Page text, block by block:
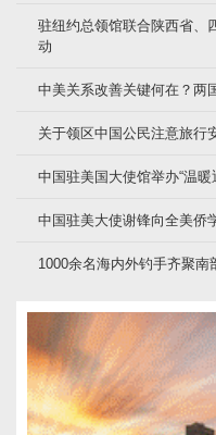
驻纽约总领馆联合陕西省、
动
中美关系改善关键何在？两
关于领区中国公民注意旅行
中国驻美国大使馆举办“温
中国驻美大使谢锋向全美侨
1000余名海内外钓手齐聚